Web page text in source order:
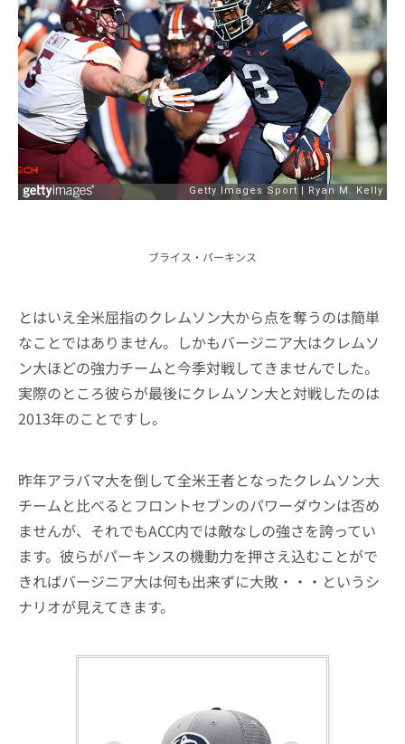
ブライス・パーキンス
とはいえ全米屈指のクレムソン大から点を奪うのは簡単
なことではありません。しかもバージニア大はクレムソ
ン大ほどの強力チームと今季対戦してきませんでした。
実際のところ彼らが最後にクレムソン大と対戦したのは
2013年のことですし。
昨年アラバマ大を倒して全米王者となったクレムソン大
チームと比べるとフロントセブンのパワーダウンは否め
ませんが、それでもACC内では敵なしの強さを誇ってい
ます。彼らがパーキンスの機動力を押さえ込むことがで
きればバージニア大は何も出来ずに大敗・・・というシ
ナリオが見えてきます。